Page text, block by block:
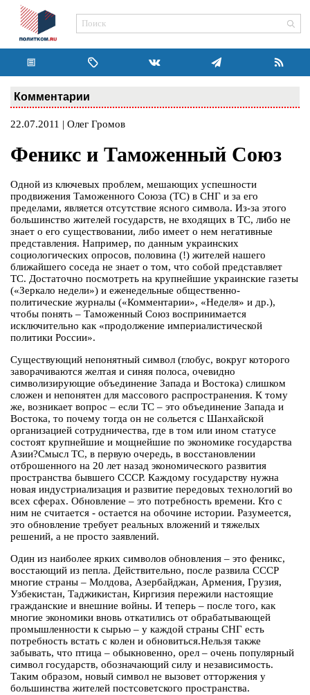
Комментарии
22.07.2011 | Олег Громов
Феникс и Таможенный Союз
Одной из ключевых проблем, мешающих успешности
продвижения Таможенного Союза (ТС) в СНГ и за его
пределами, является отсутствие ясного символа. Из-за этого
большинство жителей государств, не входящих в ТС, либо не
знает о его существовании, либо имеет о нем негативные
представления. Например, по данным украинских
социологических опросов, половина (!) жителей нашего
ближайшего соседа не знает о том, что собой представляет
ТС. Достаточно посмотреть на крупнейшие украинские газеты
(«Зеркало недели») и еженедельные общественно-
политические журналы («Комментарии», «Неделя» и др.),
чтобы понять – Таможенный Союз воспринимается
исключительно как «продолжение империалистической
политики России».
Существующий непонятный символ (глобус, вокруг которого
заворачиваются желтая и синяя полоса, очевидно
символизирующие объединение Запада и Востока) слишком
сложен и непонятен для массового распространения. К тому
же, возникает вопрос – если ТС – это объединение Запада и
Востока, то почему тогда он не сольется с Шанхайской
организацией сотрудничества, где в том или ином статусе
состоят крупнейшие и мощнейшие по экономике государства
Азии?Смысл ТС, в первую очередь, в восстановлении
отброшенного на 20 лет назад экономического развития
пространства бывшего СССР. Каждому государству нужна
новая индустриализация и развитие передовых технологий во
всех сферах. Обновление – это потребность времени. Кто с
ним не считается - остается на обочине истории. Разумеется,
это обновление требует реальных вложений и тяжелых
решений, а не просто заявлений.
Один из наиболее ярких символов обновления – это феникс,
восстающий из пепла. Действительно, после развила СССР
многие страны – Молдова, Азербайджан, Армения, Грузия,
Узбекистан, Таджикистан, Киргизия пережили настоящие
гражданские и внешние войны. И теперь – после того, как
многие экономики вновь откатились от обрабатывающей
промышленности к сырью – у каждой страны СНГ есть
потребность встать с колен и обновиться.Нельзя также
забывать, что птица – обыкновенно, орел – очень популярный
символ государств, обозначающий силу и независимость.
Таким образом, новый символ не вызовет отторжения у
большинства жителей постсоветского пространства.